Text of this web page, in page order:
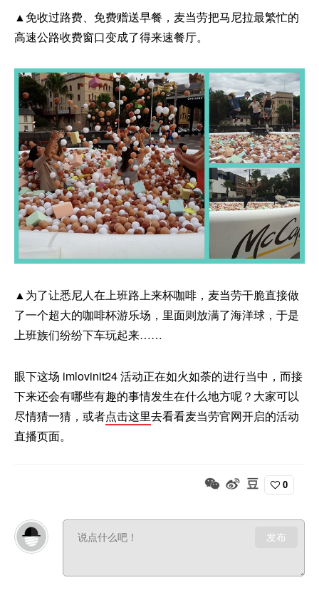
▲免收过路费、免费赠送早餐，麦当劳把马尼拉最繁忙的
高速公路收费窗口变成了得来速餐厅。
▲为了让悉尼人在上班路上来杯咖啡，麦当劳干脆直接做
了一个超大的咖啡杯游乐场，里面则放满了海洋球，于是
上班族们纷纷下车玩起来……
眼下这场 imlovinit24 活动正在如火如荼的进行当中，而接
下来还会有哪些有趣的事情发生在什么地方呢？大家可以
尽情猜一猜，或者点击这里去看看麦当劳官网开启的活动
直播页面。
0
发布